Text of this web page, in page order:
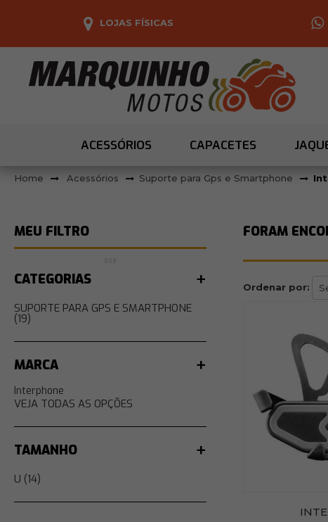
LOJAS FÍSICAS
ACESSÓRIOS CAPACETES
Acessórios Suporte para Gps e Smartphone
CATEGORIAS
SUPORTE PARA GPS E SMARTPHONE
(19)
MARCA
Interphone
VEJA TODAS AS OPÇÕES
TAMANHO
U (14)
FORAM
Ordenar por: